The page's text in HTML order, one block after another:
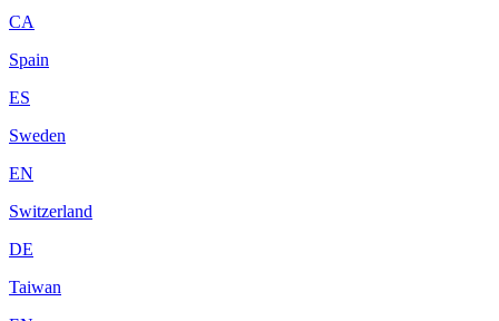
CA
Spain
ES
Sweden
EN
Switzerland
DE
Taiwan